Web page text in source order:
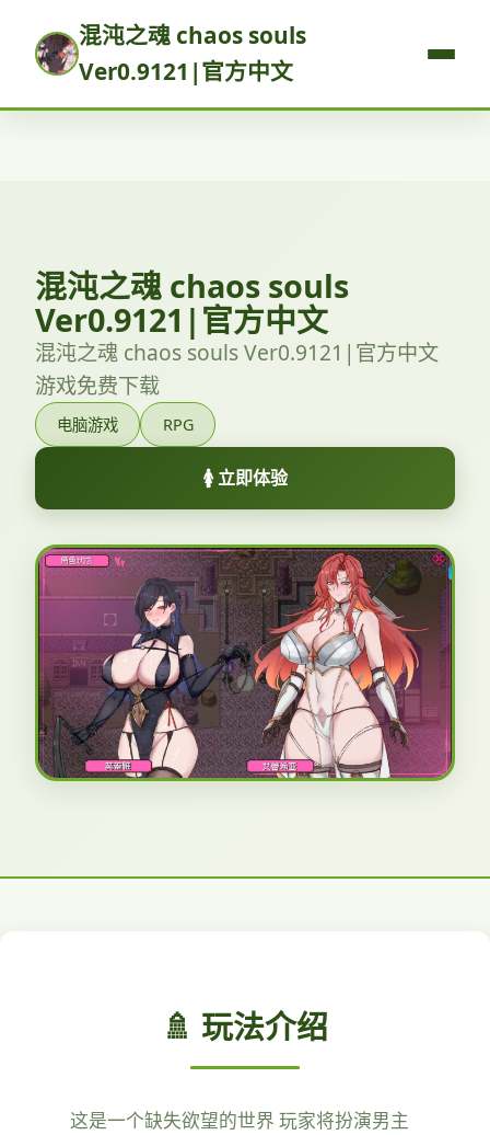
混沌之魂 chaos souls
Ver0.9121|官方中文
混沌之魂 chaos souls
Ver0.9121|官方中文
混沌之魂 chaos souls Ver0.9121|官方中文
游戏免费下载
电脑游戏 RPG
🚺 立即体验
🚿 玩法介绍
这是一个缺失欲望的世界 玩家将扮演男主